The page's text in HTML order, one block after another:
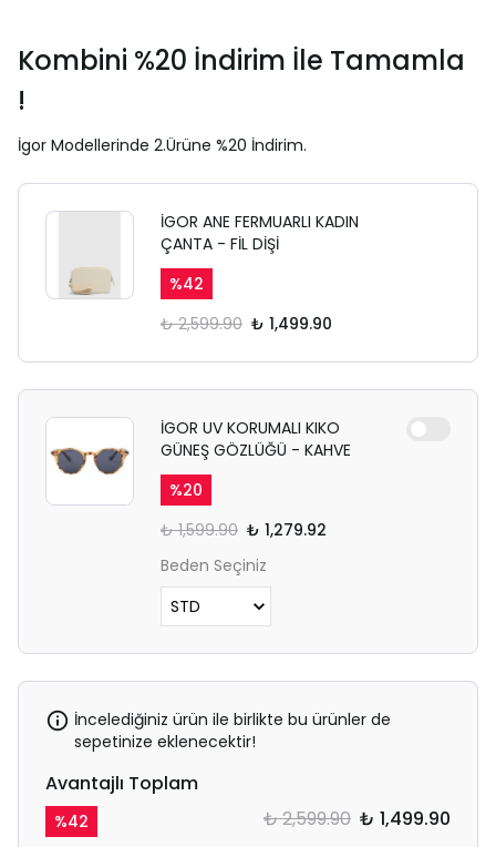
Kombini %20 İndirim İle Tamamla
!
İgor Modellerinde 2.Ürüne %20 İndirim.
İGOR ANE FERMUARLI KADIN
ÇANTA - FİL DİŞİ
%42
₺ 2,599.90 ₺ 1,499.90
İGOR UV KORUMALI KIKO
GÜNEŞ GÖZLÜĞÜ - KAHVE
%20
₺ 1,599.90 ₺ 1,279.92
Beden Seçiniz
İncelediğiniz ürün ile birlikte bu ürünler de
sepetinize eklenecektir!
Avantajlı Toplam
%42 ₺ 2,599.90 ₺ 1,499.90